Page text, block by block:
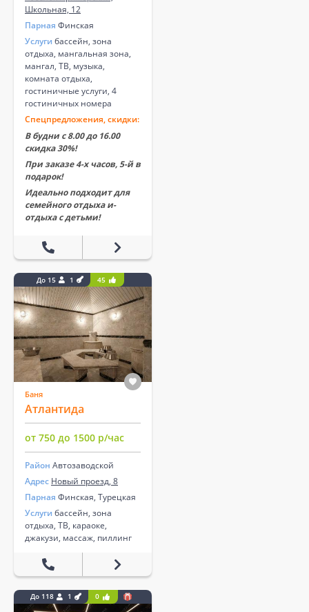
Школьная, 12
Парная Финская
Услуги бассейн, зона
отдыха, мангальная зона,
мангал, ТВ, музыка,
комната отдыха,
гостиничные услуги, 4
гостиничных номера
Спецпредложения, скидки:
В будни с 8.00 до 16.00
скидка 30%!
При заказе 4-х часов, 5-й в
подарок!
Идеально подходит для
семейного отдыха и­
отдыха с детьми!
До 15 1 45
Баня
Атлантида
от 750 до 1500 р/час
Район Автозаводской
Адрес Новый проезд, 8
Парная Финская, Турецкая
Услуги бассейн, зона
отдыха, ТВ, караоке,
джакузи, массаж, пиллинг
До 118 1 0